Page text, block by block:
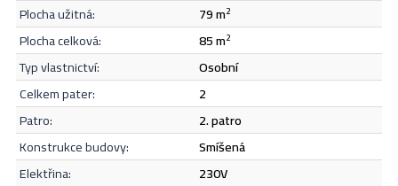
Odeslat
plocha užitná:
79 m2
plocha celková: 85 m2
typ vlastnictví:
osobní
celkem pater:
2
patro:
2. patro
konstrukce budovy:
smíšená
elektřina:
230V